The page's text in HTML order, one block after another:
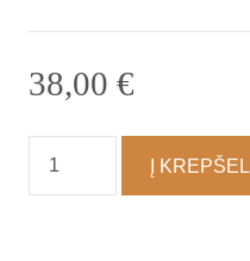
38,00 €
kiekis:
Vėrinys
Į KREPŠELĮ